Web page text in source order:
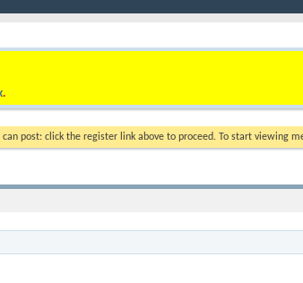
.
can post: click the register link above to proceed. To start viewing